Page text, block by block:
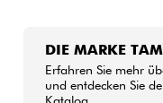
DIE MARKE
Erfahren Sie mehr
und entdecken Sie
Katalog.